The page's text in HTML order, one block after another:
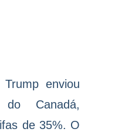
enviou
Canadá,
de 35%. O